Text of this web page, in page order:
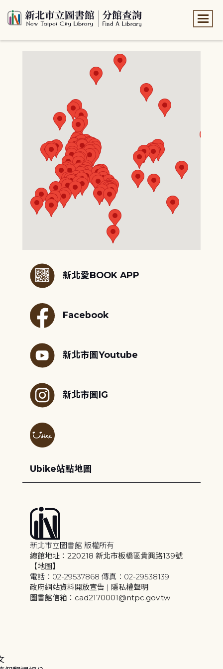
新北愛BOOK APP
Facebook
新北市圖Youtube
新北市圖IG
Ubike站點地圖
新北市立圖書館 版權所有
總館地址：220218 新北市板橋區貴興路139號
【地圖】
電話：02-29537868 傳真：02-29538139
政府網站資料開放宣告 | 隱私權聲明
圖書館信箱：cad2170001@ntpc.gov.tw